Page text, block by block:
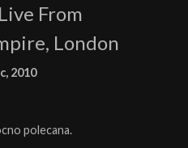
From
London
2010
polecana.